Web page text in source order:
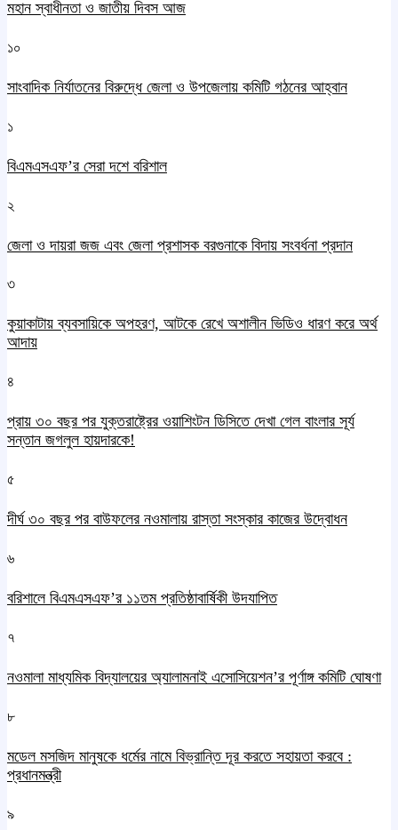
মহান স্বাধীনতা ও জাতীয় দিবস আজ
১০
সাংবাদিক নির্যাতনের বিরুদ্ধে জেলা ও উপজেলায় কমিটি গঠনের আহ্বান
১
বিএমএসএফ’র সেরা দশে বরিশাল
২
জেলা ও দায়রা জজ এবং জেলা প্রশাসক বরগুনাকে বিদায় সংবর্ধনা প্রদান
৩
কুয়াকাটায় ব্যবসায়িকে অপহরণ, আটকে রেখে অশালীন ভিডিও ধারণ করে অর্থ
আদায়
৪
প্রায় ৩০ বছর পর যুক্তরাষ্ট্রের ওয়াশিংটন ডিসিতে দেখা গেল বাংলার সূর্য
সন্তান জগলুল হায়দারকে!
৫
দীর্ঘ ৩০ বছর পর বাউফলের নওমালায় রাস্তা সংস্কার কাজের উদ্বোধন
৬
বরিশালে বিএমএসএফ’র ১১তম প্রতিষ্ঠাবার্ষিকী উদযাপিত
৭
নওমালা মাধ্যমিক বিদ্যালয়ের অ্যালামনাই এসোসিয়েশন’র পূর্ণাঙ্গ কমিটি ঘোষণা
৮
মডেল মসজিদ মানুষকে ধর্মের নামে বিভ্রান্তি দূর করতে সহায়তা করবে :
প্রধানমন্ত্রী
৯